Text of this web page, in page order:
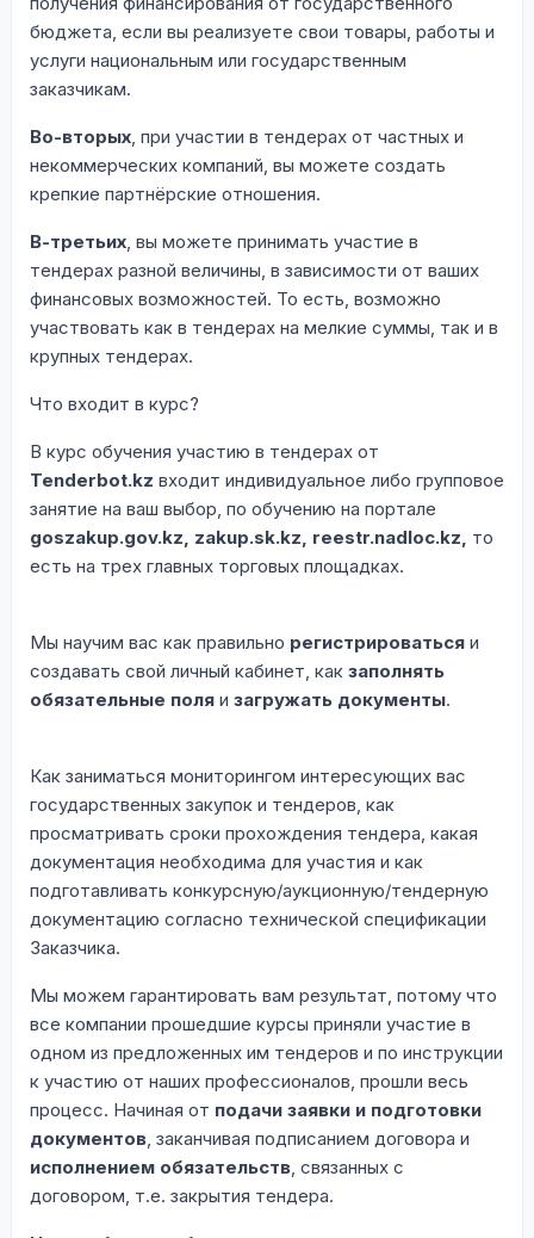
бюджета, если вы реализуете свои товары, работы и
услуги национальным или государственным
заказчикам.
Во-вторых, при участии в тендерах от частных и
некоммерческих компаний, вы можете создать
крепкие партнёрские отношения.
В-третьих, вы можете принимать участие в
тендерах разной величины, в зависимости от ваших
финансовых возможностей. То есть, возможно
участвовать как в тендерах на мелкие суммы, так и в
крупных тендерах.
Что входит в курс?
В курс обучения участию в тендерах от
Tenderbot.kz входит индивидуальное либо групповое
занятие на ваш выбор, по обучению на портале
goszakup.gov.kz, zakup.sk.kz, reestr.nadloc.kz, то
есть на трех главных торговых площадках.
Мы научим вас как правильно регистрироваться и
создавать свой личный кабинет, как заполнять
обязательные поля и загружать документы.
Как заниматься мониторингом интересующих вас
государственных закупок и тендеров, как
просматривать сроки прохождения тендера, какая
документация необходима для участия и как
подготавливать конкурсную/аукционную/тендерную
документацию согласно технической спецификации
Заказчика.
Мы можем гарантировать вам результат, потому что
все компании прошедшие курсы приняли участие в
одном из предложенных им тендеров и по инструкции
к участию от наших профессионалов, прошли весь
процесс. Начиная от подачи заявки и подготовки
документов, заканчивая подписанием договора и
исполнением обязательств, связанных с
договором, т.е. закрытия тендера.